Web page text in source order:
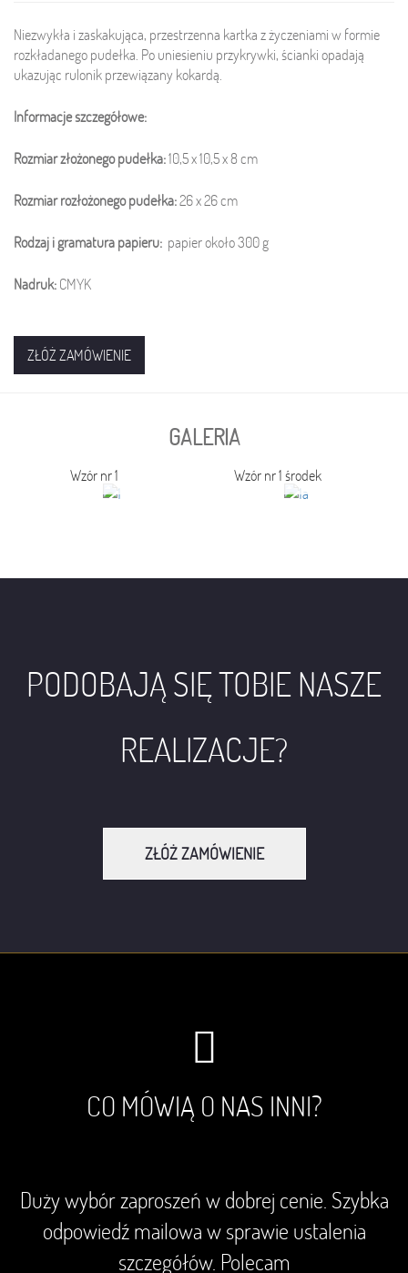
Niezwykła i zaskakująca, przestrzenna kartka z życzeniami w formie
rozkładanego pudełka. Po uniesieniu przykrywki, ścianki opadają
ukazując rulonik przewiązany kokardą.
Informacje szczegółowe:
Rozmiar złożonego pudełka:10,5 x 10,5 x 8 cm
Rozmiar rozłożonego pudełka:26 x 26cm
Rodzaj i gramatura papieru: papier około 300 g
Nadruk: CMYK
ZŁÓŻ ZAMÓWIENIE
GALERIA
Wzór nr 1 Wzór nr 1 środek
PODOBAJĄ SIĘ TOBIE NASZE
REALIZACJE?
ZŁÓŻ ZAMÓWIENIE
CO MÓWIĄ O NAS INNI?
Duży wybór zaproszeń w dobrej cenie. Szybka
odpowiedź mailowa w sprawie ustalenia
szczegółów. Polecam